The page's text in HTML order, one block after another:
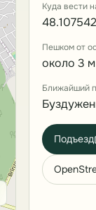
Куда вести
Пешком от
около 3 м
Ближайший
Подъезд